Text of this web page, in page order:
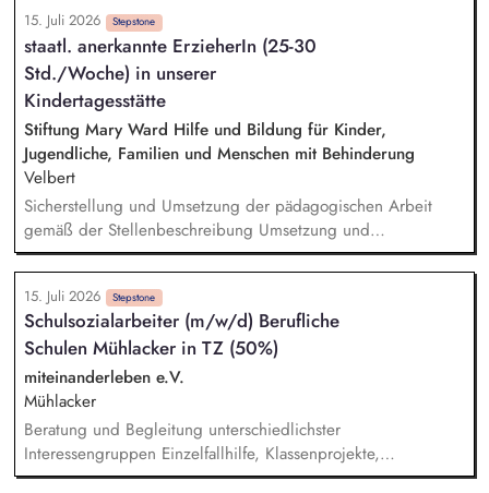
Journeys – von der Lead-Akquise über Stewardship bis hin
zur individuellen Förder:innen-Kommunikation Systematische
Planung, Steuerung und Umsetzung von Werbemaßnahmen,
Nachlass-Mailings oder Telefonie-Aktionen sowie die
Durchführung von analogen und digitalen Veranstaltungen
Erstellung von Kommunikationsmaterialien wie Newsletter,
Ratgeber oder Broschüren Kennzahlen-basierte Evaluation
und Optimierung aller Maßnahmen
15. Juli 2026 Stepstone
staatl. anerkannte ErzieherIn (25-30
Std./Woche) in unserer
Kindertagesstätte
Stiftung Mary Ward Hilfe und Bildung für Kinder,
Jugendliche, Familien und Menschen mit Behinderung
Velbert
Sicherstellung und Umsetzung der pädagogischen Arbeit
gemäß der Stellenbeschreibung Umsetzung und
Weiterentwicklung der pädagogischen Konzeption
Dokumentation von Entwicklungsprozessen und Erstellung von
Entwicklungsberichten Vorbereitung, Durchführung und
Nachbereitung der abgestimmten pädagogischen Angebote
Beobachtung der Kinder hinsichtlich ihres
Entwicklungsstandes, Stärken und Entwicklungsaufgaben
Vertrauensvolle Zusammenarbeit mit den Familien (inkl.
Planung und Durchführung von Elterngesprächen)
15. Juli 2026 Stepstone
Schulsozialarbeiter (m/w/d) Berufliche
Schulen Mühlacker in TZ (50%)
miteinanderleben e.V.
Mühlacker
Beratung und Begleitung unterschiedlichster
Interessengruppen Einzelfallhilfe, Klassenprojekte,
Präventionsarbeit und Sozialtrainings für Gruppen